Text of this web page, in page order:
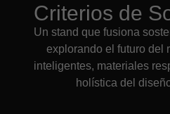
Criterios de
Un stand que fusiona
explorando el futuro del
inteligentes, materiales
holística del